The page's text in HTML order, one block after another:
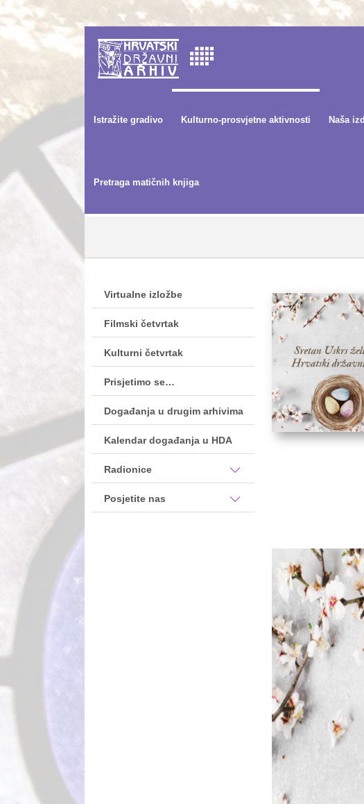
Istražite gradivo Kulturno-prosvjetne aktivnosti Naša
Pretraga matičnih knjiga
Virtualne izložbe
Filmski četvrtak
Kulturni četvrtak
Prisjetimo se…
Događanja u drugim arhivima
Kalendar događanja u HDA
Radionice
Posjetite nas